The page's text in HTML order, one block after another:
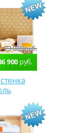
73 800 руб.
900руб.